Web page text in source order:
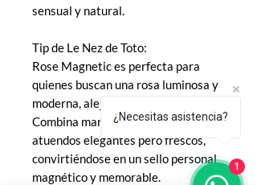
sensual y natural.
Tip de Le Nez de Toto:
Rose Magnetic es perfecta para
quienes buscan una rosa luminosa y
moderna, alejada de lo clásico.
Combina maravillosamente con
atuendos elegantes pero frescos,
convirtiéndose en un sello personal
magnético y memorable.
¿Necesitas asistencia?
1